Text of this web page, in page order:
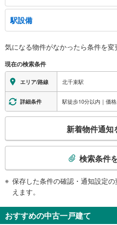
出口
南千束１・２丁目、昭和大学歯科医院、環
駅設備
※段差なしでの移動経路
地上⇔改札⇔ホーム：○
エレベータ
・ホーム⇔改札
トイレ
《多機能トイレ》
・ＡＥＤ
気になる物件がなかったら条件を変
現在の検索条件
エリア/路線 北千束駅
詳細条件
検
知
を
新着物件通知
検索条件
保存した条件の確認・通知設定
えます。
おすすめの中古一戸建て